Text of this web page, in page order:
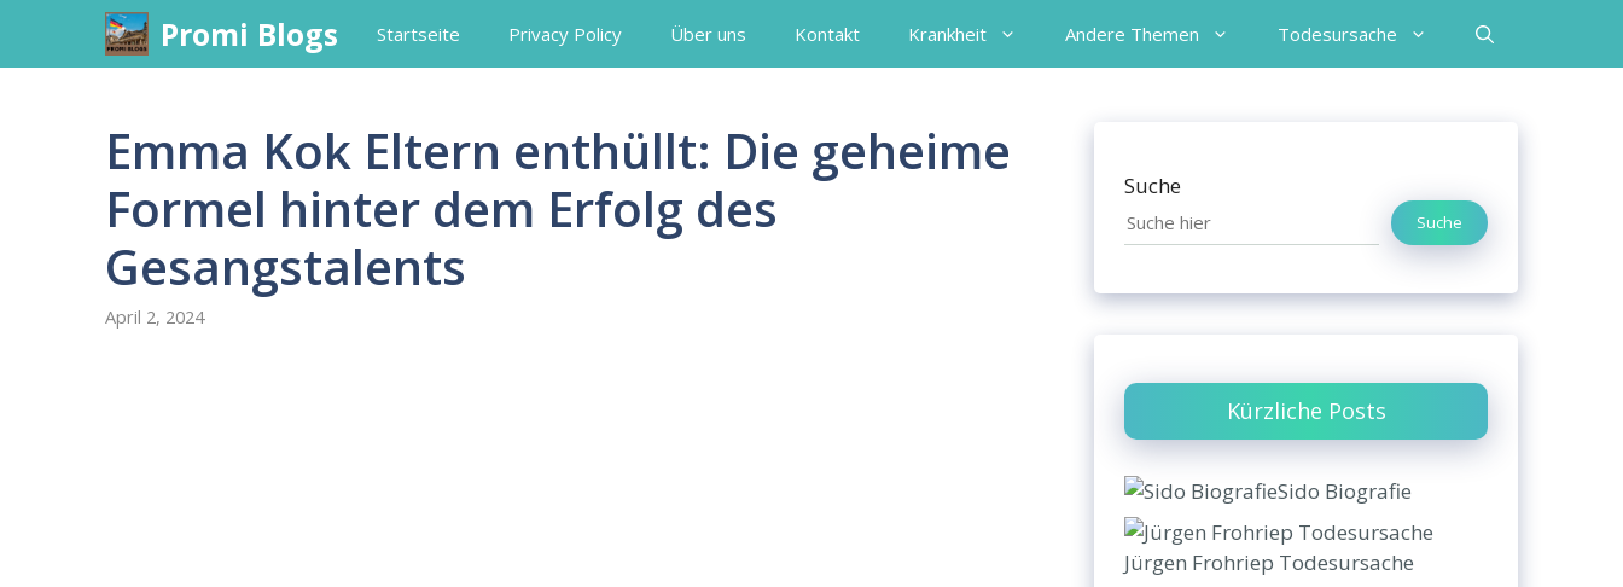
content
Promi Blogs Startseite Privacy Policy Über uns Kontakt Krankheit Andere Themen Todesursache
Emma Kok Eltern enthüllt: Die geheime
Formel hinter dem Erfolg des
Gesangstalents
April 2, 2024
Suche
Suche
Kürzliche Posts
Sido Biografie
Jürgen Frohriep Todesursache